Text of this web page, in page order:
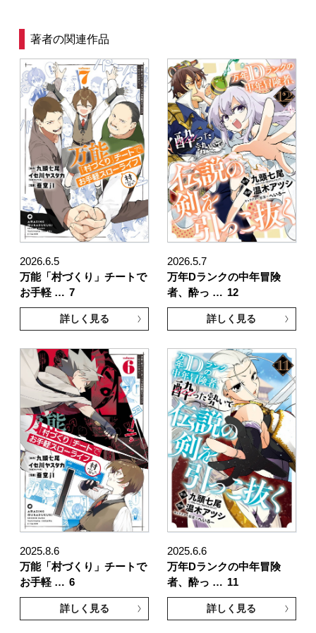
著者の関連作品
2026.6.5
万能「村づくり」チートで
お手軽 … 7
詳しく見る
2026.5.7
万年Dランクの中年冒険
者、酔っ … 12
詳しく見る
2025.8.6
万能「村づくり」チートで
お手軽 … 6
詳しく見る
2025.6.6
万年Dランクの中年冒険
者、酔っ … 11
詳しく見る